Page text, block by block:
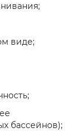
виде;
бассейнов);